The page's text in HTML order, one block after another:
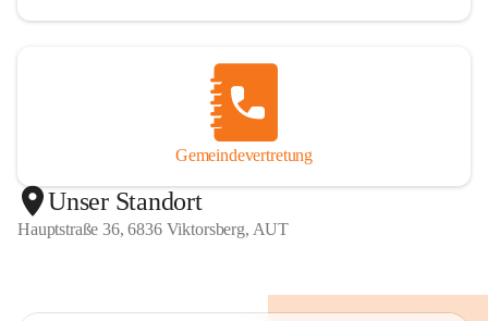
Gemeindevertretung
Unser Standort
Hauptstraße 36, 6836 Viktorsberg, AUT